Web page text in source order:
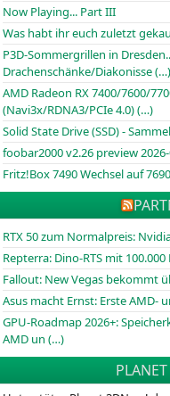
Now Playing... Part III
Was habt ihr euch zuletzt
P3D-Sommergrillen in
Drachenschänke/Diakonisse (…)
AMD Radeon RX 7400/7600/
(Navi3x/RDNA3/PCIe 4.0) (…)
Solid State Drive (SSD) -
foobar2000 v2.26 preview
Fritz!Box 7490 Wechsel auf 7690
RTX 50 zum Normalpreis:
Repterra: Dino-RTS mit
Fallout: New Vegas bekommt
Asus macht Ernst: Erste
GPU-Roadmap 2026+:
AMD un (…)